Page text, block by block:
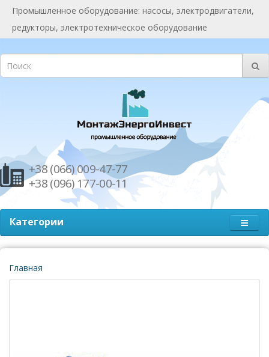
Промышленное оборудование: насосы, электродвигатели,
редукторы, электротехническое оборудование
+38 (066) 009-47-77
+38 (096) 177-00-11
Категории
Главная